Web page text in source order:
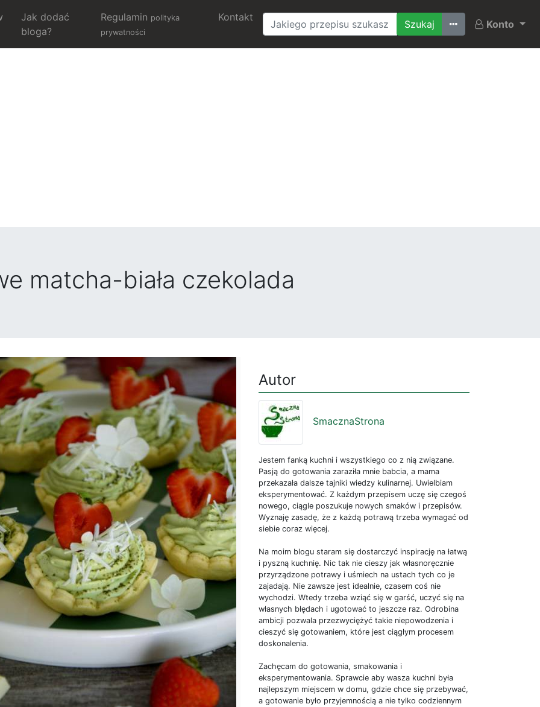
Jak dodać
bloga?
Regulamin polityka
prywatności
Kontakt
Ostatnio szukane
Konto
matcha-biała czekolada
Autor
SmacznaStrona
Jestem fanką kuchni i wszystkiego co z nią związane.
Pasją do gotowania zaraziła mnie babcia, a mama
przekazała dalsze tajniki wiedzy kulinarnej. Uwielbiam
eksperymentować. Z każdym przepisem uczę się czegoś
nowego, ciągle poszukuje nowych smaków i przepisów.
Wyznaję zasadę, że z każdą potrawą trzeba wymagać od
siebie coraz więcej.
Na moim blogu staram się dostarczyć inspirację na łatwą
i pyszną kuchnię. Nic tak nie cieszy jak własnoręcznie
przyrządzone potrawy i uśmiech na ustach tych co je
zajadają. Nie zawsze jest idealnie, czasem coś nie
wychodzi. Wtedy trzeba wziąć się w garść, uczyć się na
własnych błędach i ugotować to jeszcze raz. Odrobina
ambicji pozwala przezwyciężyć takie niepowodzenia i
cieszyć się gotowaniem, które jest ciągłym procesem
doskonalenia.
Zachęcam do gotowania, smakowania i
eksperymentowania. Sprawcie aby wasza kuchni była
najlepszym miejscem w domu, gdzie chce się przebywać,
a gotowanie było przyjemnością a nie tylko codziennym